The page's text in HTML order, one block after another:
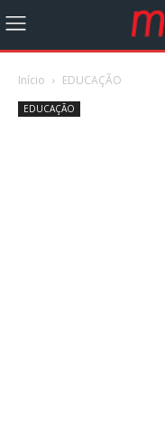
Início EDUCAÇÃO
EDUCAÇÃO